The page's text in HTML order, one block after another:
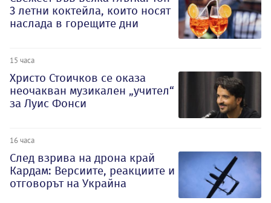
3 летни коктейла, които носят
наслада в горещите дни
15 часа
Христо Стоичков се оказа
неочакван музикален „учител“
за Луис Фонси
16 часа
След взрива на дрона край
Кардам: Версиите, реакциите и
отговорът на Украйна